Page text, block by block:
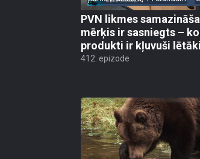
PVN likmes
mērķis ir sasniegts –
produkti ir kļuvuši lētāki
412. epizode